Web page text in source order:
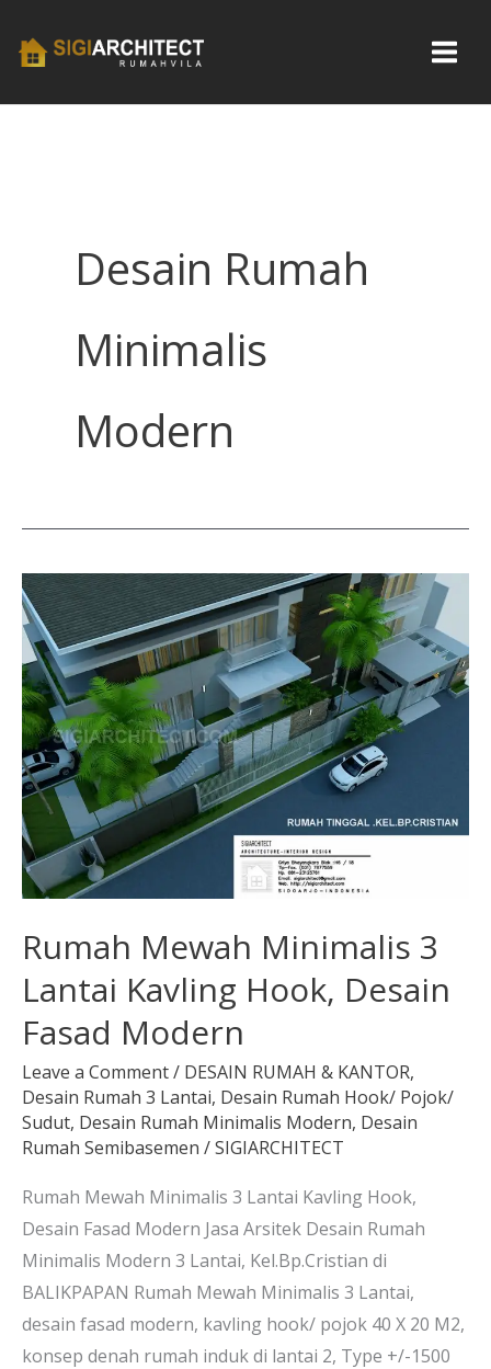
Desain Rumah
Minimalis
Modern
Rumah Mewah Minimalis 3
Lantai Kavling Hook, Desain
Fasad Modern
Leave a Comment/ DESAIN RUMAH & KANTOR,
Desain Rumah 3 Lantai, Desain Rumah Hook/ Pojok/
Sudut, Desain Rumah Minimalis Modern, Desain
Rumah Semibasemen /SIGIARCHITECT
Rumah Mewah Minimalis 3 Lantai Kavling Hook,
Desain Fasad Modern Jasa Arsitek Desain Rumah
Minimalis Modern 3 Lantai, Kel.Bp.Cristian di
BALIKPAPAN Rumah Mewah Minimalis 3 Lantai,
desain fasad modern, kavling hook/ pojok 40 X 20 M2,
konsep denah rumah induk di lantai 2, Type +/-1500
Rumah
Mewah
Minimalis
3
Lantai
Kavling
Hook,
Desain
Fasad
Modern